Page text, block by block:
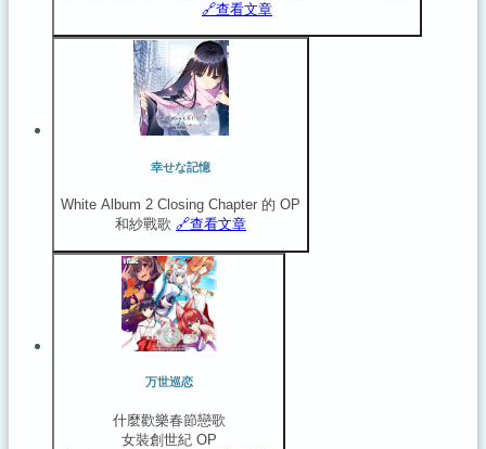
🔗️查看文章
幸せな記憶
White Album 2 Closing Chapter 的 OP
和紗戰歌 🔗️查看文章
万世巡恋
什麼歡樂春節戀歌
女裝創世紀 OP